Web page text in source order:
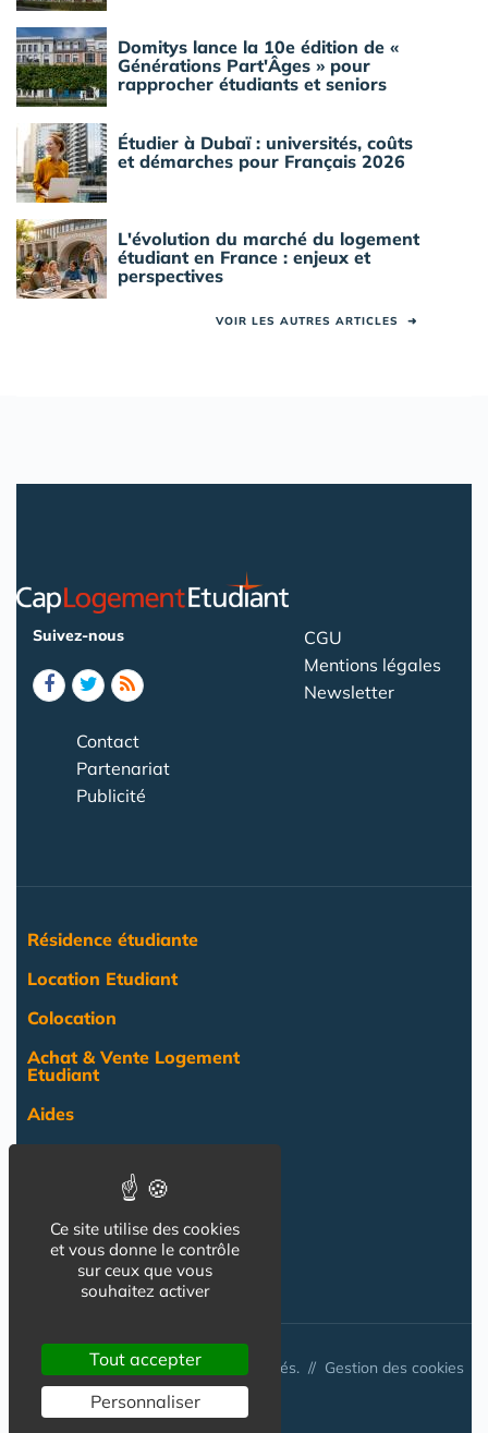
Domitys lance la 10e édition de «
Générations Part'Âges » pour
rapprocher étudiants et seniors
Étudier à Dubaï : universités, coûts
et démarches pour Français 2026
L'évolution du marché du logement
étudiant en France : enjeux et
perspectives
VOIR LES AUTRES ARTICLES ➜
Suivez-nous
CGU
Mentions légales
Newsletter
Contact
Partenariat
Publicité
Résidence étudiante
Location Etudiant
Colocation
Achat & Vente Logement
Etudiant
Aides
Pro
NOS AUTRES SITES :
© Australis 2026 - Tous droits réservés. // Gestion des cookies
Ce site utilise des cookies
et vous donne le contrôle
sur ceux que vous
souhaitez activer
Tout accepter
Personnaliser